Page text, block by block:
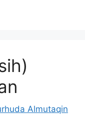
Almutaqin